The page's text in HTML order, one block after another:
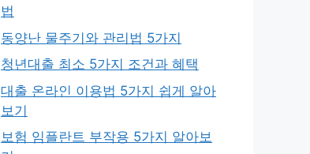
법
동양난 물주기와 관리법 5가지
청년대출 최소 5가지 조건과 혜택
대출 온라인 이용법 5가지 쉽게 알아
보기
보험 임플란트 부작용 5가지 알아보